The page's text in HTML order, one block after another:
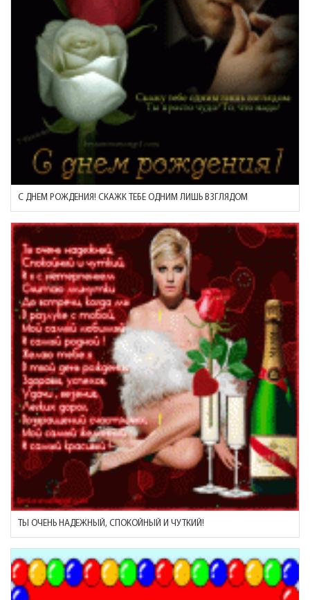
С ДНЕМ РОЖДЕНИЯ! СКАЖК ТЕБЕ ОДНИМ ЛИШЬ ВЗГЛЯДОМ
ТЫ ОЧЕНЬ НАДЕЖНЫЙ, СПОКОЙНЫЙ И ЧУТКИЙ!